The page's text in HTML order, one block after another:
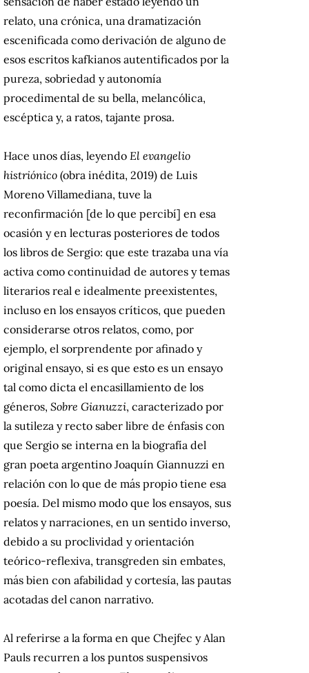
relato, una crónica, una dramatización
escenificada como derivación de alguno de
esos escritos kafkianos autentificados por la
pureza, sobriedad y autonomía
procedimental de su bella, melancólica,
escéptica y, a ratos, tajante prosa.
Hace unos días, leyendo El evangelio
histriónico (obra inédita, 2019) de Luis
Moreno Villamediana, tuve la
reconfirmación [de lo que percibí] en esa
ocasión y en lecturas posteriores de todos
los libros de Sergio: que este trazaba una vía
activa como continuidad de autores y temas
literarios real e idealmente preexistentes,
incluso en los ensayos críticos, que pueden
considerarse otros relatos, como, por
ejemplo, el sorprendente por afinado y
original ensayo, si es que esto es un ensayo
tal como dicta el encasillamiento de los
géneros, Sobre Gianuzzi, caracterizado por
la sutileza y recto saber libre de énfasis con
que Sergio se interna en la biografía del
gran poeta argentino Joaquín Giannuzzi en
relación con lo que de más propio tiene esa
poesía. Del mismo modo que los ensayos, sus
relatos y narraciones, en un sentido inverso,
debido a su proclividad y orientación
teórico-reflexiva, transgreden sin embates,
más bien con afabilidad y cortesía, las pautas
acotadas del canon narrativo.
Al referirse a la forma en que Chejfec y Alan
Pauls recurren a los puntos suspensivos